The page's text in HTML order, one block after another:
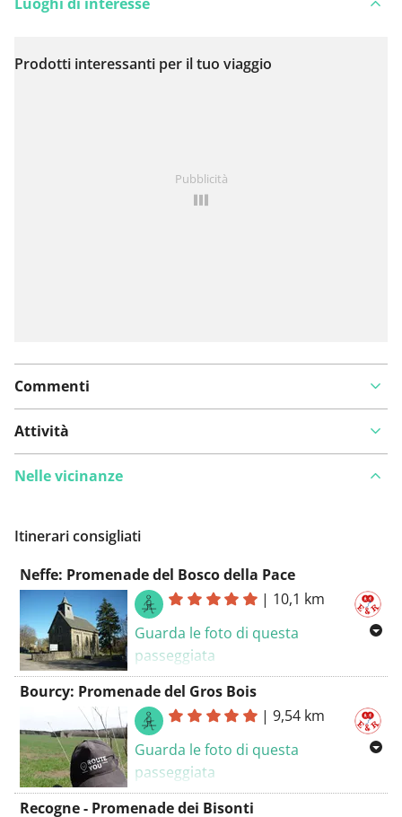
Visualizza sulla mappa
Prodotti interessanti per il tuo viaggio
Pubblicità
Commenti
Attività
Nelle vicinanze
Itinerari consigliati
Neffe: Promenade del Bosco della Pace
| 10,1 km
Guarda le foto di questa
passeggiata
Abbiamo fatto questa passeggiata
ben segnalata il 08-02-2023. Molte
strade asfaltate ma panorami
splendidi. La passeggiata si combina
bene con una visita al
Guerra di Bastogne
Bourcy: Promenade del Gros Bois
|9,54 km
Guarda le foto di questa
passeggiata
Recogne - Promenade dei Bisonti